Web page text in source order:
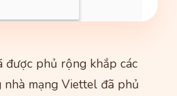
được phủ rộng khắp các
mạng Viettel đã phủ